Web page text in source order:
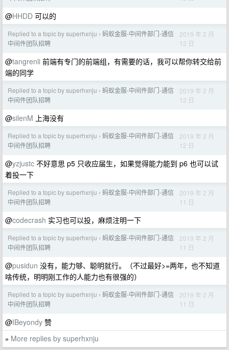
@HHDD 可以的
Replied to a topic by superhxnju › 蚂蚁金服-中间件部门-通信
中间件团队招聘
2019 年 2 月
12 日
@tangrenli 前端有专门的前端组，有需要的话，我可以帮你转交给前
端的同学
Replied to a topic by superhxnju › 蚂蚁金服-中间件部门-通信
中间件团队招聘
2019 年 2 月
12 日
@silenM 上海没有
Replied to a topic by superhxnju › 蚂蚁金服-中间件部门-通信
中间件团队招聘
2019 年 2 月
12 日
@yzjustc 不好意思 p5 只收应届生，如果觉得能力能到 p6 也可以试
着投一下
Replied to a topic by superhxnju › 蚂蚁金服-中间件部门-通信
中间件团队招聘
2019 年 2 月
11 日
@codecrash 实习也可以投，麻烦注明一下
Replied to a topic by superhxnju › 蚂蚁金服-中间件部门-通信
中间件团队招聘
2019 年 2 月
11 日
@pusidun 没有，能力够、聪明就行。（不过最好>=两年，也不知道
啥传统，明明刚工作的人能力也有很强的）
Replied to a topic by superhxnju › 蚂蚁金服-中间件部门-通信
中间件团队招聘
2019 年 2 月
11 日
@IBeyondy 赞
» More replies by superhxnju